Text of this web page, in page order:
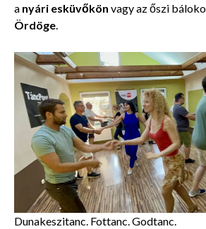
a nyári esküvőkön vagy az őszi
Ördöge.
Dunakeszitanc. Fottanc. Godtanc.